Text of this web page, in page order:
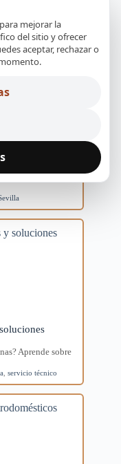
en tus
Aprende sobre
servicio técnico
mejorar la
del sitio y ofrecer
aceptar, rechazar o